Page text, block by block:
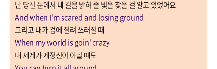
난 당신 눈에서 내 길을 밝혀 줄 빛을 찾을 걸 알고 있었어요
And when I'm scared and losing ground
그리고 내가 겁에 질려 쓰러질 때
When my world is goin' crazy
내 세계가 제정신이 아닐 때도